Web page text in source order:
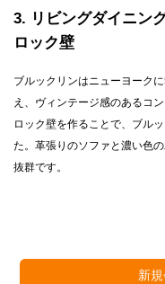
3
リビングダイニン
ロック壁
ブルックリンはニューヨーク
え、ヴィンテージ感のあるコ
ロック壁を作ることで、ブル
た。革張りのソファと濃い色
抜群です。
新